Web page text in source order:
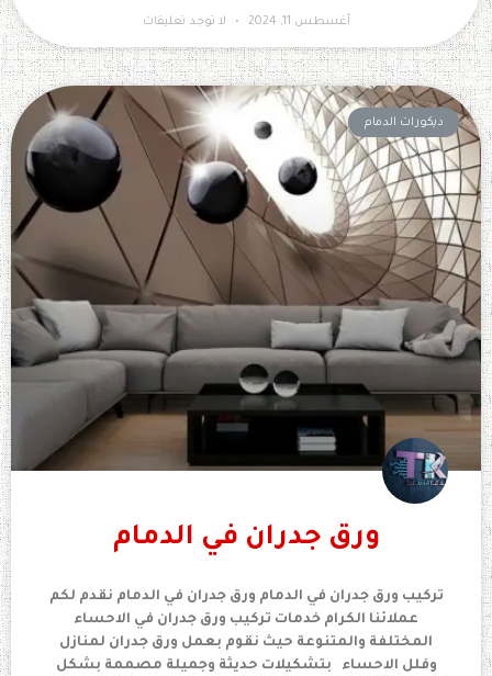
أغسطس 11, 2024 لا توجد تعليقات
ديكورات الدمام
ورق جدران في الدمام
تركيب ورق جدران في الدمام ورق جدران في الدمام نقدم لكم
عملائنا الكرام خدمات تركيب ورق جدران في الاحساء
المختلفة والمتنوعة حيث نقوم بعمل ورق جدران لمنازل
وفلل الاحساء بتشكيلات حديثة وجميلة مصممة بشكل